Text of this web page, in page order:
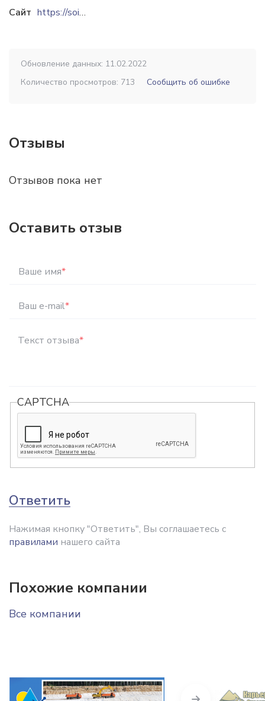
Сайт
https://soilservice.prom.ua
Обновление данных: 11.02.2022
Количество просмотров: 713
Сообщить об ошибке
Отзывы
Отзывов пока нет
Оставить отзыв
Ваше имя*
Ваш e-mail*
Текст отзыва*
CAPTCHA
Ответить
Нажимая кнопку "Ответить", Вы соглашаетесь с
правилами нашего сайта
Похожие компании
Все компании
Next